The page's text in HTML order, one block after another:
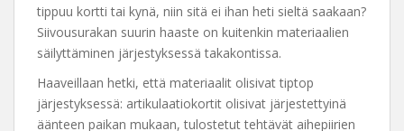
tippuu kortti tai kynä, niin sitä ei ihan heti sieltä saakaan?
Siivousurakan suurin haaste on kuitenkin materiaalien
säilyttäminen järjestyksessä takakontissa.
Haaveillaan hetki, että materiaalit olisivat tiptop
järjestyksessä: artikulaatiokortit olisivat järjestettyinä
äänteen paikan mukaan, tulostetut tehtävät aihepiirien